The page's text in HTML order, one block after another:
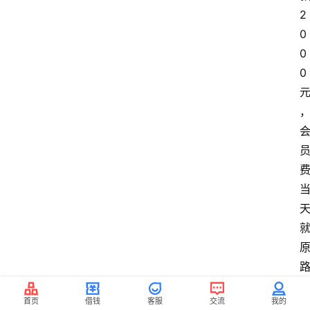
2
0
0
0
元
，
会
员
费
当
天
就
原
路
首页 借钱 客服 交流 我的